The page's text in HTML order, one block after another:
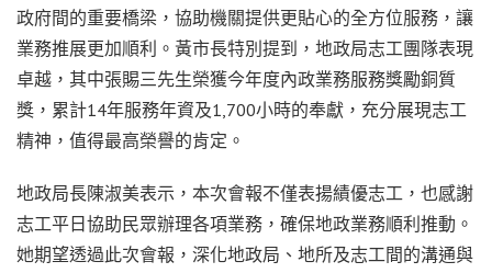
政府間的重要橋梁，協助機關提供更貼心的全方位服務，讓
業務推展更加順利。黃市長特別提到，地政局志工團隊表現
卓越，其中張賜三先生榮獲今年度內政業務服務獎勵銅質
獎，累計14年服務年資及1,700小時的奉獻，充分展現志工
精神，值得最高榮譽的肯定。
地政局長陳淑美表示，本次會報不僅表揚績優志工，也感謝
志工平日協助民眾辦理各項業務，確保地政業務順利推動。
她期望透過此次會報，深化地政局、地所及志工間的溝通與